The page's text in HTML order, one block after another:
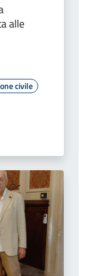
alle
civile